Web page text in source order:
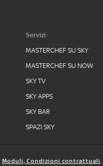
Servizi:
MASTERCHEF SU SKY
MASTERCHEF SU NOW
SKY TV
SKY APPS
SKY BAR
SPAZI SKY
Moduli, Condizioni contrattuali,